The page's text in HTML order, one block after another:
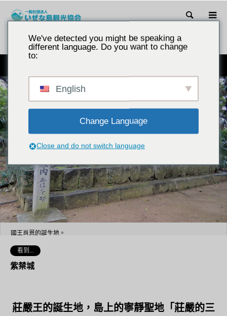
搜尋
引言 紫禁城
國王肖恩的誕生地。
看到...
紫禁城
莊嚴王的誕生地，島上的寧靜聖地「莊嚴的三
We've detected you might be speaking a
different language. Do you want to change
to:
English
Change Language
Close and do not switch language